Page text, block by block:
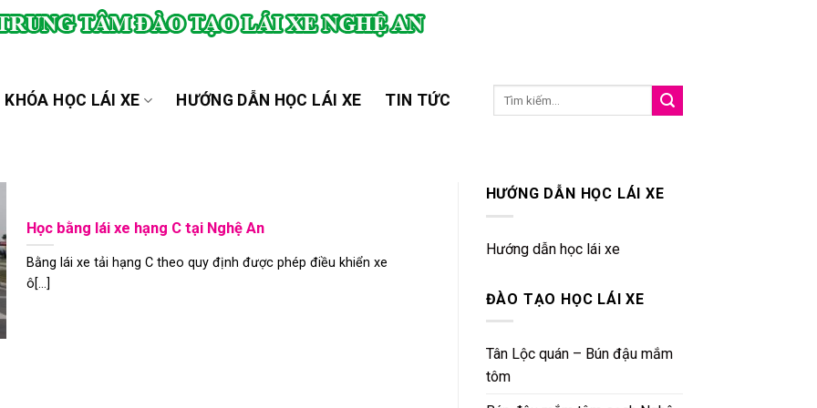
KHÓA HỌC LÁI XE HƯỚNG DẪN HỌC LÁI XE TIN TỨC
Học bằng lái xe hạng C tại Nghệ An
Bằng lái xe tải hạng C theo quy định được phép điều khiển xe
ô[...]
HƯỚNG DẪN HỌC LÁI XE
Hướng dẫn học lái xe
ĐÀO TẠO HỌC LÁI XE
Tân Lộc quán – Bún đậu mắm
tôm